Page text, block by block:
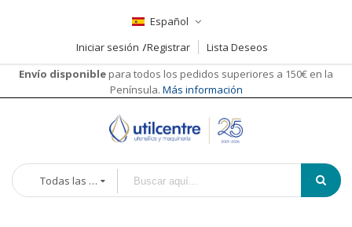
Español
Iniciar sesión
Registrar
Lista Deseos
Envío disponible para todos los pedidos superiores a 150€ en la
Península. Más información
Todas las categorías